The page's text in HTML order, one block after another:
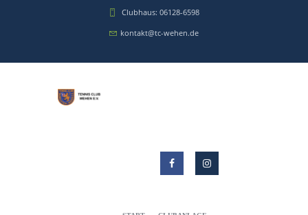
Clubhaus: 06128-6598
kontakt@tc-wehen.de